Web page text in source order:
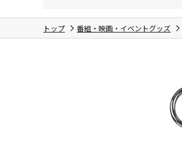
トップ 番組・映画・イベントグッズ